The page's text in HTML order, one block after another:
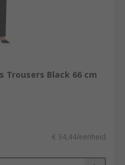
Trousers Black 66 cm
€ 34,44/eenheid